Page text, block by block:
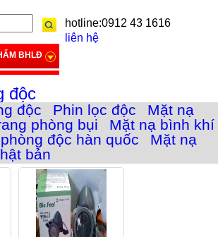
hotline:0912 43 1616
liên hệ
BHLĐ
độc
độc Phin lọc độc
Mặt nạ
phòng bụi
Mặt nạ bình khí
độc hàn quốc
Mặt nạ
bản